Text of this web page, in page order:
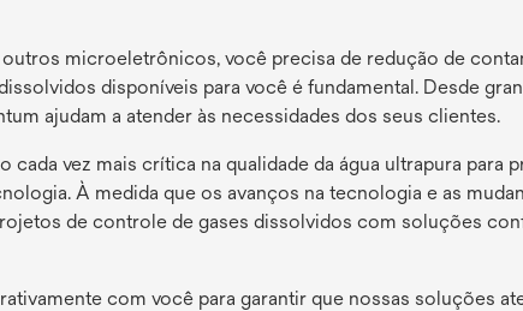
microeletrônicos, você precisa de redução de
disponíveis para você é fundamental. Desde
ajudam a atender às necessidades dos seus clientes.
vez mais crítica na qualidade da água ultrapura para
À medida que os avanços na tecnologia e as
de controle de gases dissolvidos com soluções
com você para garantir que nossas soluções